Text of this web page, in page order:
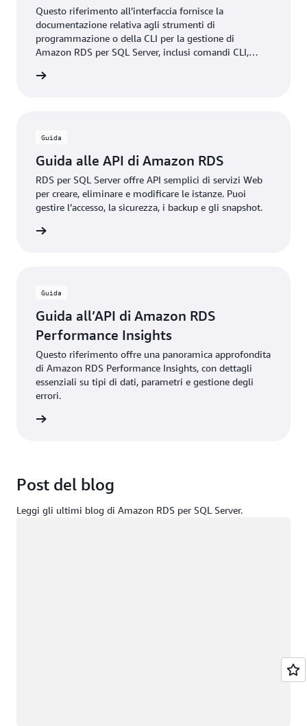
Questo riferimento all’interfaccia fornisce la
documentazione relativa agli strumenti di
programmazione o della CLI per la gestione di
Amazon RDS per SQL Server, inclusi comandi CLI,
Guida
Guida alle API di Amazon RDS
RDS per SQL Server offre API semplici di servizi Web
per creare, eliminare e modificare le istanze. Puoi
gestire l’accesso, la sicurezza, i backup e gli snapshot.
Guida
Guida all’API di Amazon RDS
Performance Insights
Questo riferimento offre una panoramica approfondita
di Amazon RDS Performance Insights, con dettagli
essenziali su tipi di dati, parametri e gestione degli
errori.
Post del blog
Leggi gli ultimi blog di Amazon RDS per SQL Server.